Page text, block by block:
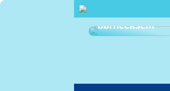
afhjælpe
børneeksem